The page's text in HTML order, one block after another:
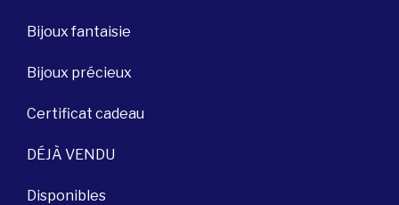
Bijoux fantaisie
Bijoux précieux
Certificat cadeau
DÉJÀ VENDU
Disponibles